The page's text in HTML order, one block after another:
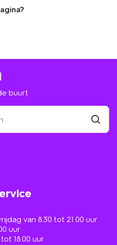
van 8.30 tot 21.00 uur
uur
18.00 uur
buurt